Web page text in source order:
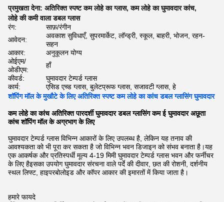
प्रमुखता देना: अतिरिक्त स्पष्ट कम लोहे का ग्लास,कम लोहे का घुमावदार कांच,
लोहे की कमी वाला डबल ग्लास
रंग:
साफ़/रंगीन
आवेदन:
अवकाश सुविधाएँ, सुपरमार्केट, लॉन्ड्री, स्कूल, बाहरी, भोजन, रहन-
सहन
आकार:
अनुकूलन योग्य
ओईएम/
ओडीएम:
हाँ
कीवर्ड:
घुमावदार टेम्पर्ड ग्लास
कार्य:
एसिड एच्ड ग्लास, बुलेटप्रूफ ग्लास, सजावटी ग्लास, हे
शॉपिंग मॉल के मुखौटे के लिए अतिरिक्त स्पष्ट कम लोहे का कांच डबल ग्लासिंग घुमावदार
कम लोहे का कांच अतिरिक्त पारदर्शी घुमावदार डबल ग्लासिंग कम ई घुमावदार अछूता
कांच शॉपिंग मॉल के अग्रभाग के लिए
घुमावदार टेम्पर्ड ग्लास विभिन्न आकारों के लिए उपलब्ध है, लेकिन यह तनाव की
आवश्यकता को भी पूरा कर सकता है जो विभिन्न भवन डिजाइन को संभव बनाता है।यह
एक आकर्षक और प्रतिस्पर्धी मूल्य 4-19 मिमी घुमावदार टेम्पर्ड ग्लास भवन और फर्नीचर
के लिए हैइसका उपयोग घुमावदार संरचना वाले पर्दे की दीवार, छत की रोशनी, दर्शनीय
स्थल लिफ्ट, हाइपरबोलोइड और कॉपर आकार की इमारतों में किया जाता है।
हमारे फायदे